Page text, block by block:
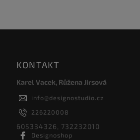
KONTAKT
Karel Vacek, Růžena Jirsová
info@designostudio.cz
226220008
605334326, 732232010
Designoshop